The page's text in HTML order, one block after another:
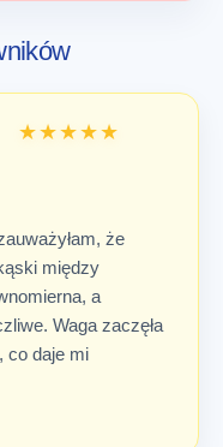
★★★★★
że
między
a
Waga zaczęła
co daje mi